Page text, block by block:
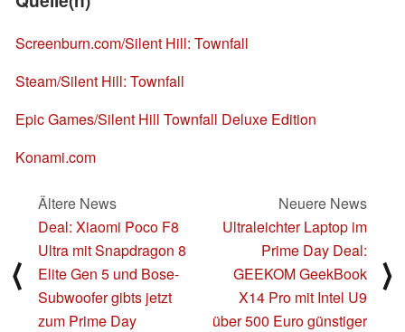
Screenburn.com/Silent Hill: Townfall
Steam/Silent Hill: Townfall
Epic Games/Silent Hill Townfall Deluxe Edition
Konami.com
⟨
Ältere News
Deal: Xiaomi Poco F8
Ultra mit Snapdragon 8
Elite Gen 5 und Bose-
Subwoofer gibts jetzt
zum Prime Day
Neuere News
Ultraleichter Laptop im
Prime Day Deal:
GEEKOM GeekBook
X14 Pro mit Intel U9
über 500 Euro günstiger
⟩